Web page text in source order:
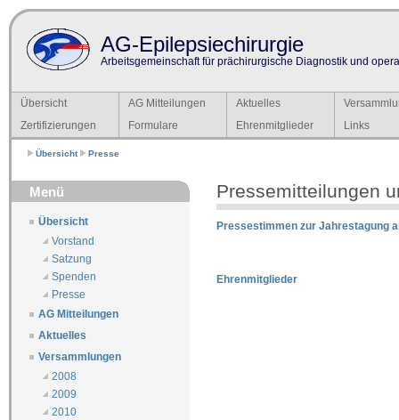
AG-Epilepsiechirurgie
Arbeitsgemeinschaft für prächirurgische Diagnostik und
Übersicht AG Mitteilungen Aktuelles
Zertifizierungen
Formulare Ehrenmitglieder Links
Übersicht Presse
Menü
Übersicht
Vorstand
Satzung
Spenden
Presse
AG Mitteilungen
Aktuelles
Versammlungen
2008
2009
2010
Pressemitteilungen
Pressestimmen zur Jahrestagung
Ehrenmitglieder